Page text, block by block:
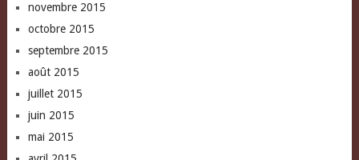
novembre 2015
octobre 2015
septembre 2015
août 2015
juillet 2015
juin 2015
mai 2015